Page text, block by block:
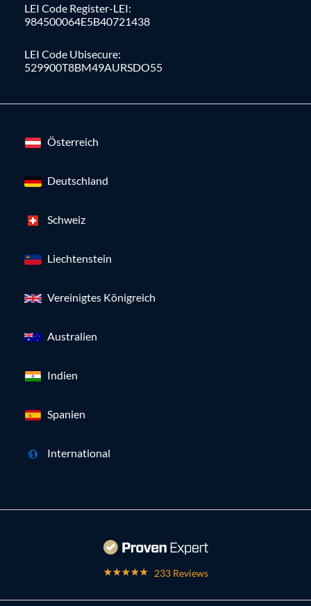
LEI Code Register-LEI:
984500064E5B40721438
LEI Code Ubisecure:
529900T8BM49AURSDO55
Österreich
Deutschland
Schweiz
Liechtenstein
Vereinigtes Königreich
Australien
Indien
Spanien
International
233 Reviews